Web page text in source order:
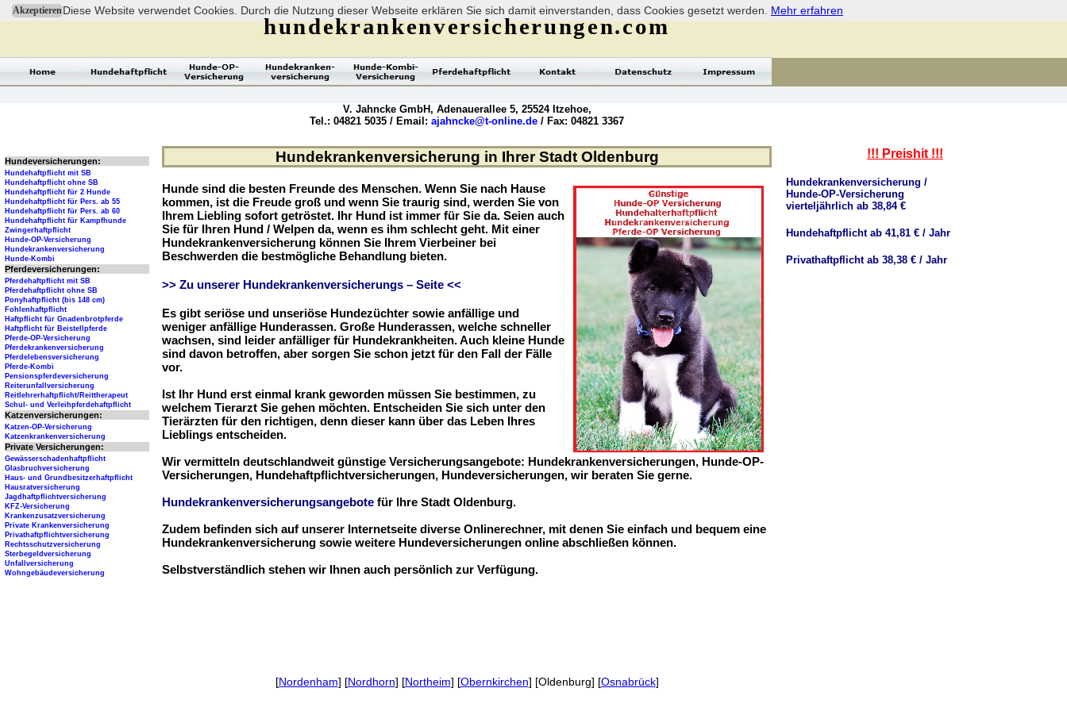
AkzeptierenDiese Website verwendet Cookies. Durch die Nutzung dieser Webseite erklären Sie sich damit einverstanden, dass Cookies gesetzt werden. Mehr erfahren
Hundekrankenversicherung in Ihrer Stadt Oldenburg
Hunde sind die besten Freunde des Menschen. Wenn Sie nach Hause
kommen, ist die Freude groß und wenn Sie traurig sind, werden Sie von
Ihrem Liebling sofort getröstet. Ihr Hund ist immer für Sie da. Seien auch
Sie für Ihren Hund / Welpen da, wenn es ihm schlecht geht. Mit einer
Hundekrankenversicherung können Sie Ihrem Vierbeiner bei
Beschwerden die bestmögliche Behandlung bieten.
>> Zu unserer Hundekrankenversicherungs – Seite <<
Es gibt seriöse und unseriöse Hundezüchter sowie anfällige und
weniger anfällige Hunderassen. Große Hunderassen, welche schneller
wachsen, sind leider anfälliger für Hundekrankheiten. Auch kleine Hunde
sind davon betroffen, aber sorgen Sie schon jetzt für den Fall der Fälle
vor.
Ist Ihr Hund erst einmal krank geworden müssen Sie bestimmen, zu
welchem Tierarzt Sie gehen möchten. Entscheiden Sie sich unter den
Tierärzten für den richtigen, denn dieser kann über das Leben Ihres
Lieblings entscheiden.
Wir vermitteln deutschlandweit günstige Versicherungsangebote: Hundekrankenversicherungen, Hunde-OP-
Versicherungen, Hundehaftpflichtversicherungen, Hundeversicherungen, wir beraten Sie gerne.
Hundekrankenversicherungsangebote für Ihre Stadt Oldenburg.
Zudem befinden sich auf unserer Internetseite diverse Onlinerechner, mit denen Sie einfach und bequem eine
Hundekrankenversicherung sowie weitere Hundeversicherungen online abschließen können.
Selbstverständlich stehen wir Ihnen auch persönlich zur Verfügung.
Hundeversicherungen:
Hundehaftpflicht mit SB
Hundehaftpflicht ohne SB
Hundehaftpflicht für 2 Hunde
Hundehaftpflicht für Pers. ab 55
Hundehaftpflicht für Pers. ab 60
Hundehaftpflicht für Kampfhunde
Zwingerhaftpflicht
Hunde-OP-Versicherung
Hundekrankenversicherung
Hunde-Kombi
Pferdeversicherungen:
Pferdehaftpflicht mit SB
Pferdehaftpflicht ohne SB
Ponyhaftpflicht (bis 148 cm)
Fohlenhaftpflicht
Haftpflicht für Gnadenbrotpferde
Haftpflicht für Beistellpferde
Pferde-OP-Versicherung
Pferdekrankenversicherung
Pferdelebensversicherung
Pferde-Kombi
Pensionspferdeversicherung
Reiterunfallversicherung
Reitlehrerhaftpflicht/Reittherapeut
Schul- und Verleihpferdehaftpflicht
Katzenversicherungen:
Katzen-OP-Versicherung
Katzenkrankenversicherung
Private Versicherungen:
Gewässerschadenhaftpflicht
Glasbruchversicherung
Haus- und Grundbesitzerhaftpflicht
Hausratversicherung
Jagdhaftpflichtversicherung
KFZ-Versicherung
Krankenzusatzversicherung
Private Krankenversicherung
Privathaftpflichtversicherung
Rechtsschutzversicherung
Sterbegeldversicherung
Unfallversicherung
Wohngebäudeversicherung
hundekrankenversicherungen.com
V. Jahncke GmbH, Adenauerallee 5, 25524 Itzehoe,
Tel.: 04821 5035 / Email: ajahncke@t-online.de / Fax: 04821 3367
!!! Preishit !!!
Hundekrankenversicherung /
Hunde-OP-Versicherung
vierteljährlich ab 38,84 €
Hundehaftpflicht ab 41,81 € / Jahr
Privathaftpflicht ab 38,38 € / Jahr
[Nordenham] [Nordhorn] [Northeim] [Obernkirchen] [Oldenburg] [Osnabrück]